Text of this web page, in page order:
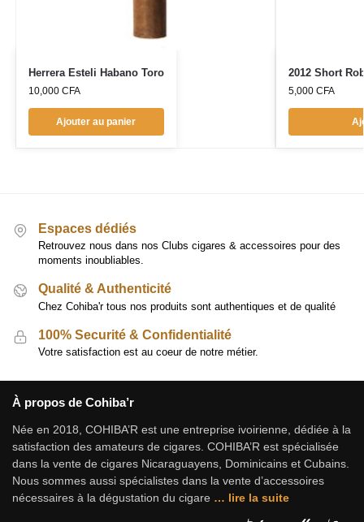
Herrera Esteli Habano Toro
10,000 CFA
Ajouter au panier
2012 Short
5,000 CFA
Espaces dédiés
Retrouvez nous dans nos Clubs cigares & accessoires pour des
moments inoubliables.
Qualité & Authenticité
Chez Cohiba'r tous nos produits sont authentiques et de qualité
100% Securité & Confidentialité
Votre satisfaction est au coeur de notre métier.
À propos de Cohiba’r
Née en 2018, COHIBA’R est une entreprise ivoirienne, dédiée à la
satisfaction des amateurs de cigares. COHIBA’R est spécialisée
dans la vente de cigares Nicaraguayens, Dominicains et Cubains.
Nous sommes aussi spécialistes dans la vente d’accessoires
nécessaires à la dégustation du cigare … lire la suite